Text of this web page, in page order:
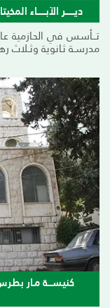
ديــــــر
مدرسـة ثـانوية وثـلاث
كنيســـة مـار